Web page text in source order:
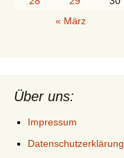
« März
Über uns:
Impressum
Datenschutzerklärung